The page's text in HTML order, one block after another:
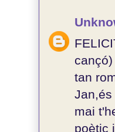
tan
Jan,és
mai
poètic